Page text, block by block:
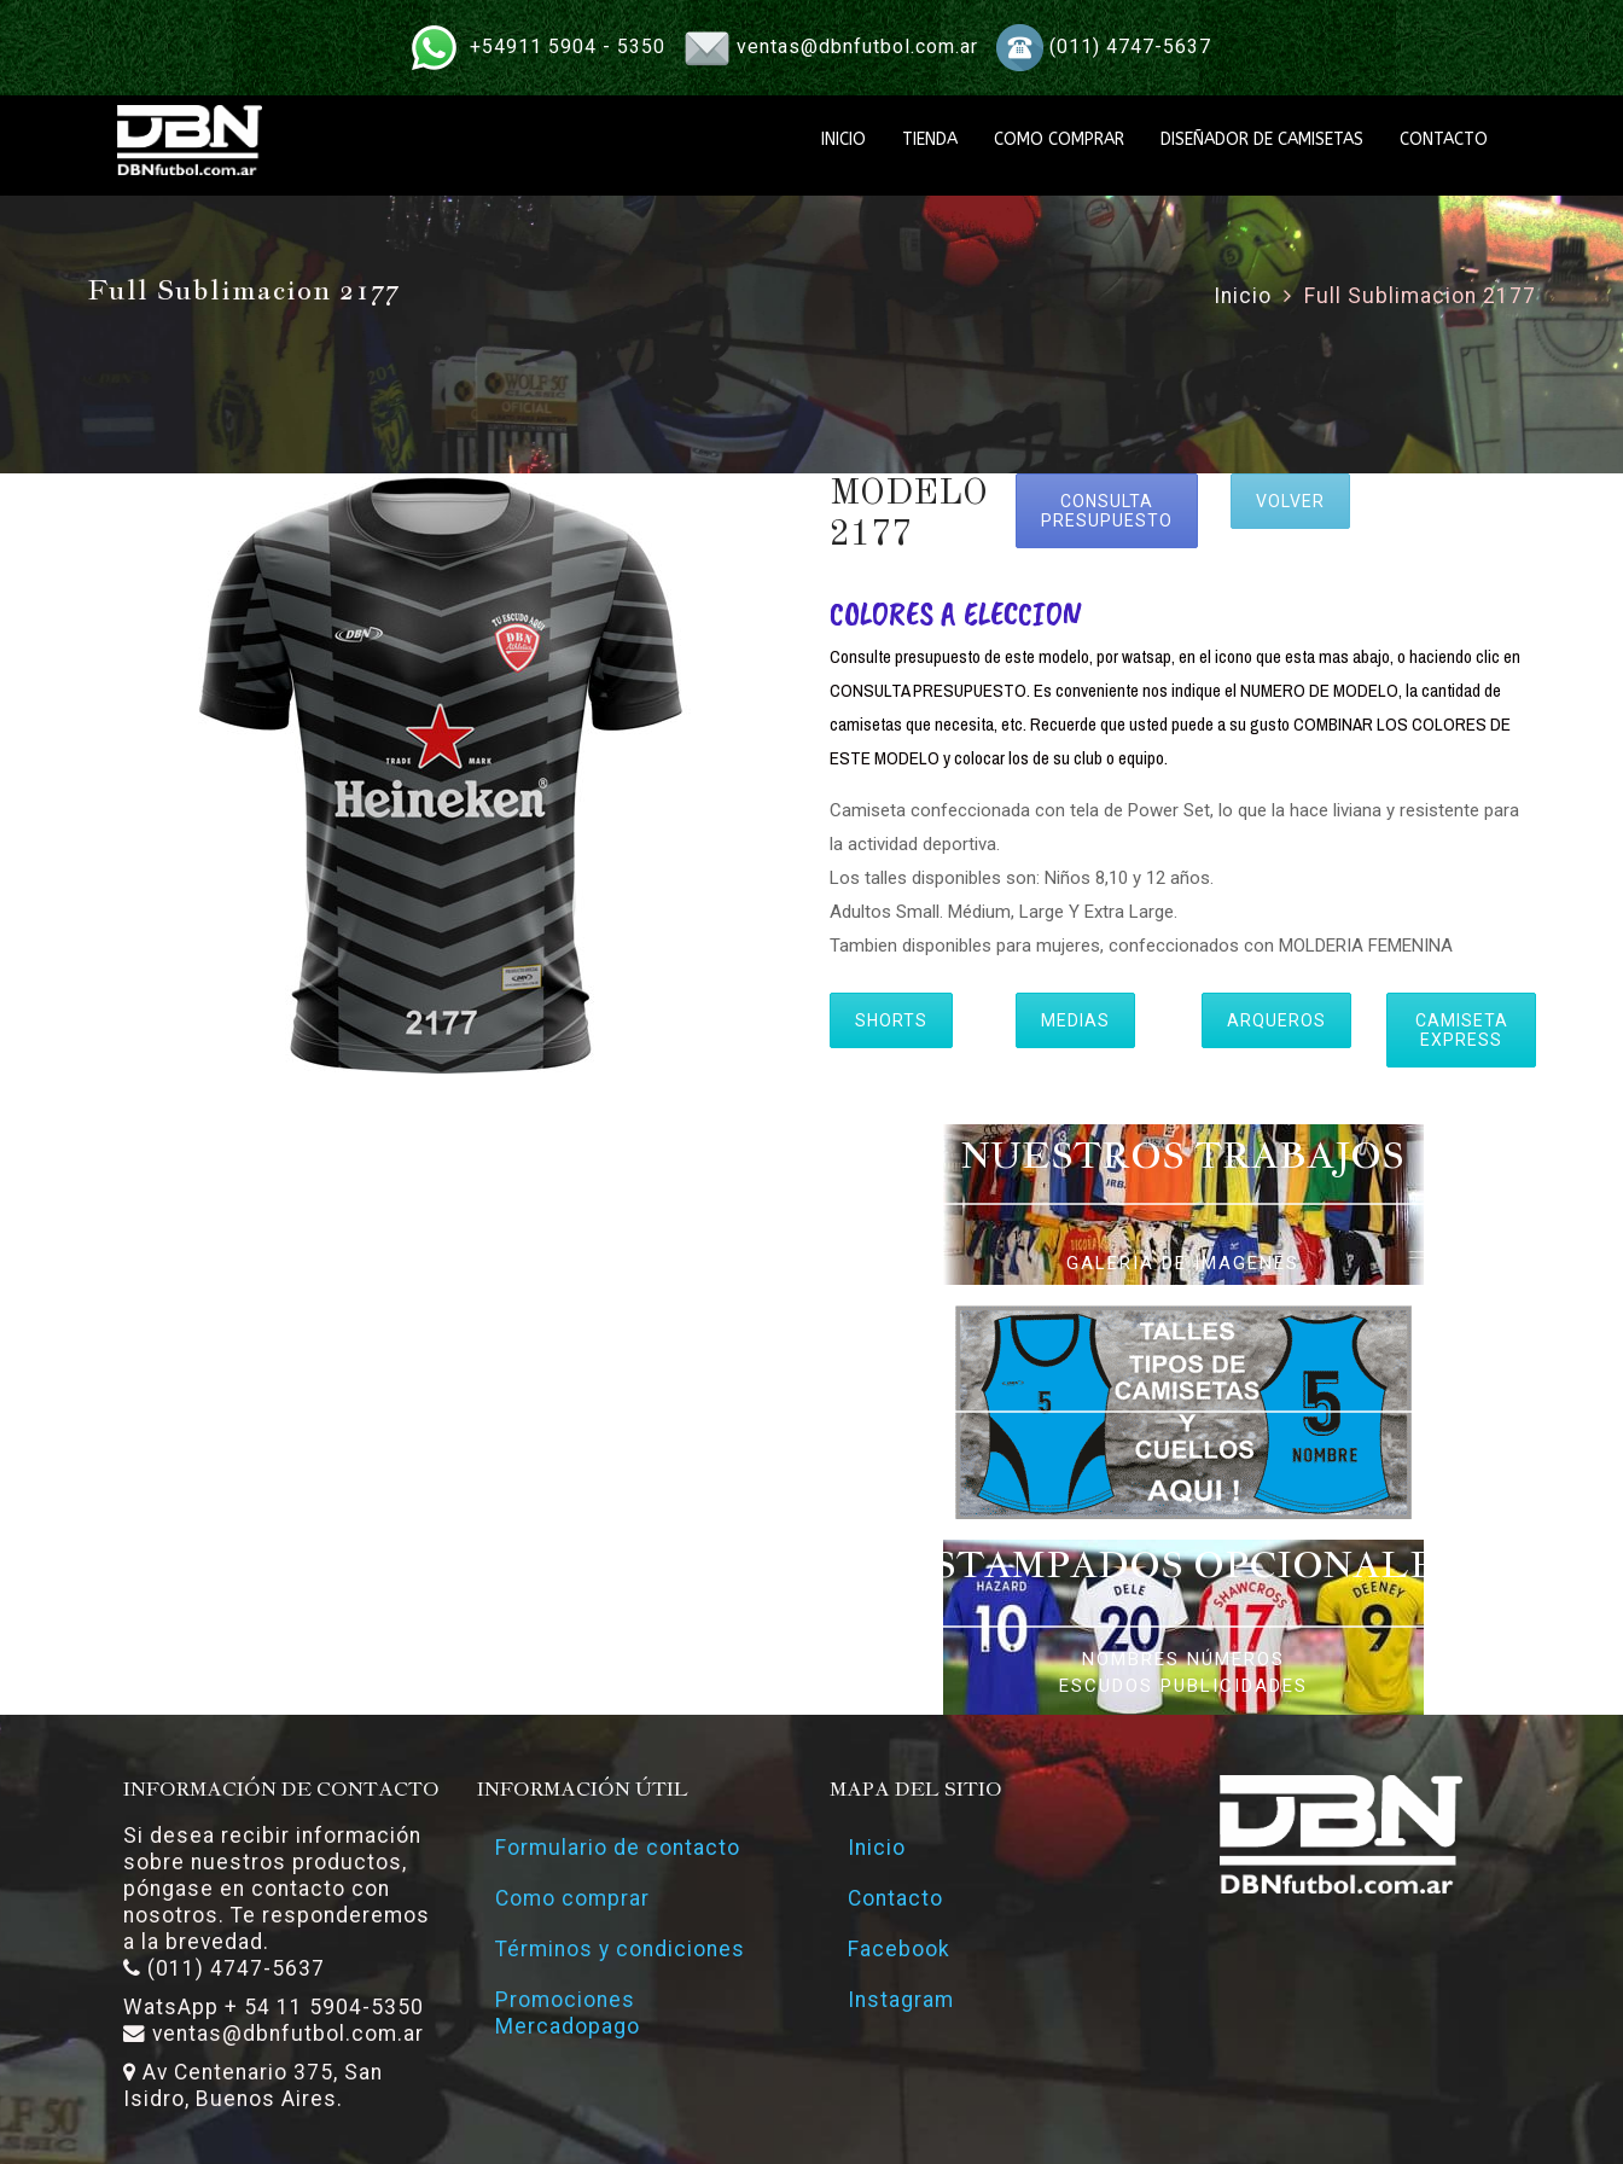
+54911 5904 - 5350 ventas@dbnfutbol.com.ar (011) 4747-5637
INICIO TIENDA COMO COMPRAR DISEÑADOR DE CAMISETAS CONTACTO
Full Sublimacion 2177 Inicio Full Sublimacion 2177
MODELO
2177
CONSULTA
PRESUPUESTO
VOLVER
COLORES A ELECCION
Consulte presupuesto de este modelo, por watsap, en el icono que esta mas abajo, o haciendo clic en
CONSULTA PRESUPUESTO. Es conveniente nos indique el NUMERO DE MODELO, la cantidad de
camisetas que necesita, etc. Recuerde que usted puede a su gusto COMBINAR LOS COLORES DE
ESTE MODELO y colocar los de su club o equipo.
Camiseta confeccionada con tela de Power Set, lo que la hace liviana y resistente para
la actividad deportiva.
Los talles disponibles son: Niños 8,10 y 12 años.
Adultos Small. Médium, Large Y Extra Large.
Tambien disponibles para mujeres, confeccionados con MOLDERIA FEMENINA
SHORTS MEDIAS ARQUEROS
CAMISETA
EXPRESS
NUESTROS TRABAJOS
GALERIA DE IMAGENES
ESTAMPADOS OPCIONALES
NOMBRES NÚMEROS
ESCUDOS PUBLICIDADES
INFORMACIÓN DE CONTACTO
Si desea recibir información
sobre nuestros productos,
póngase en contacto con
nosotros. Te responderemos
a la brevedad.
(011) 4747-5637
WatsApp + 54 11 5904-5350
ventas@dbnfutbol.com.ar
Av Centenario 375, San
Isidro, Buenos Aires.
INFORMACIÓN ÚTIL
Formulario de contacto
Como comprar
Términos y condiciones
Promociones
Mercadopago
MAPA DEL SITIO
Inicio
Contacto
Facebook
Instagram